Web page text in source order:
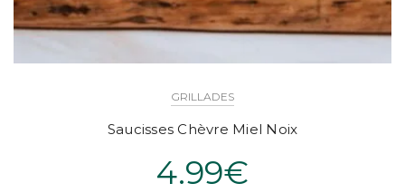
GRILLADES
Saucisses Chèvre Miel Noix
4.99€